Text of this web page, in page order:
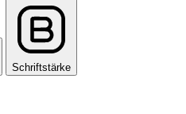
Schriftstärke